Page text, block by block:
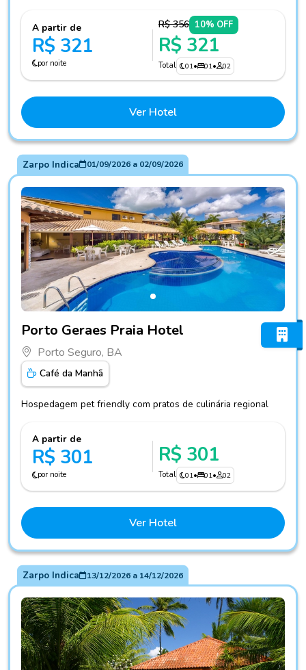
A partir de
R$ 321
por noite
R$ 356 10% OFF
R$ 321
Total 01• 01• 02
Ver Hotel
Zarpo Indica 01/09/2026a 02/09/2026
Porto Geraes Praia Hotel
Porto Seguro, BA
Café da Manhã
Hospedagem pet friendly com pratos de culinária regional
A partir de
R$ 301
por noite
R$ 301
Total 01• 01• 02
Ver Hotel
Zarpo Indica 13/12/2026a 14/12/2026